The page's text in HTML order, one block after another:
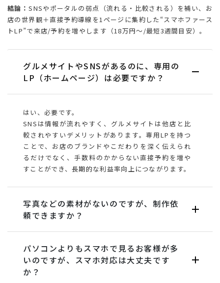
結論：SNSやポータルの弱点（流れる・比較される）を補い、お
店の世界観＋直接予約導線を1ページに集約した“スマホファース
トLP”で来店/予約を増やします（18万円〜/最短3週間目安）。
グルメサイトやSNSがあるのに、専用の
LP（ホームページ）は必要ですか？
はい、必要です。
SNSは情報が流れやすく、グルメサイトは他店と比
較されやすいデメリットがあります。専用LPを持つ
ことで、お店のブランドやこだわりを深く伝えられ
るだけでなく、手数料のかからない直接予約を増や
すことができ、長期的な利益率向上につながります。
写真などの素材がないのですが、制作依
頼できますか？
パソコンよりもスマホで見るお客様が多
いのですが、スマホ対応は大丈夫です
か？